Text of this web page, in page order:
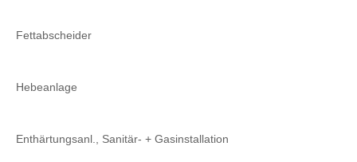
Fettabscheider
Hebeanlage
Enthärtungsanl., Sanitär- + Gasinstallation